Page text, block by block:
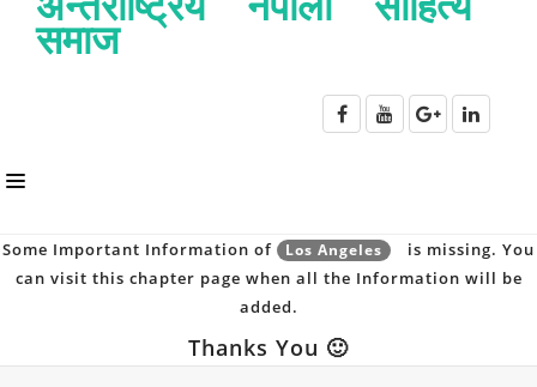
समाज
HOME
Some Important Information of Los Angeles
is missing. You
can visit this chapter page when all the Information will be
added.
Thanks You 🙂